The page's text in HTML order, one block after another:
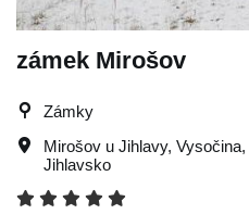
zámek Mirošov
Zámky
Mirošov u Jihlavy, Vysočina,
Jihlavsko